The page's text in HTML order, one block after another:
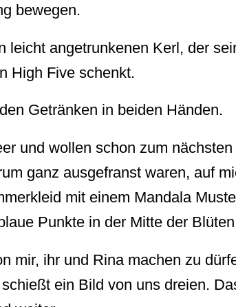
bewegen.
leicht angetrunkenen Kerl, der
High Five schenkt.
Getränken in beiden Händen.
und wollen schon zum
ganz ausgefranst waren, auf
mit einem Mandala
Punkte in der Mitte der
mir, ihr und Rina machen zu
ein Bild von uns dreien.